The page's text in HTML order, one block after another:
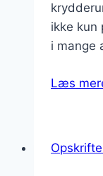
ikke kun
i mange
Læs